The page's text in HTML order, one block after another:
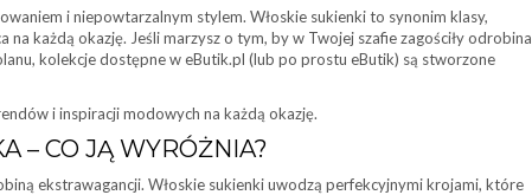
i niepowtarzalnym stylem. Włoskie sukienki to synonim klasy,
każdą okazję. Jeśli marzysz o tym, by w Twojej szafie zagościły odrobina
kolekcje dostępne w eButik.pl (lub po prostu eButik) są stworzone
i inspiracji modowych na każdą okazję.
– CO JĄ WYRÓŻNIA?
ekstrawagancji. Włoskie sukienki uwodzą perfekcyjnymi krojami, które